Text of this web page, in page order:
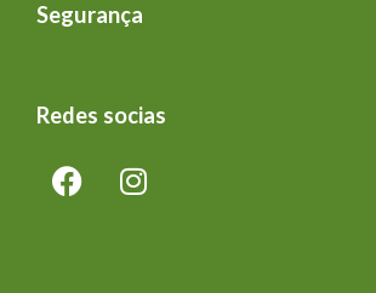
Segurança
Redes socias